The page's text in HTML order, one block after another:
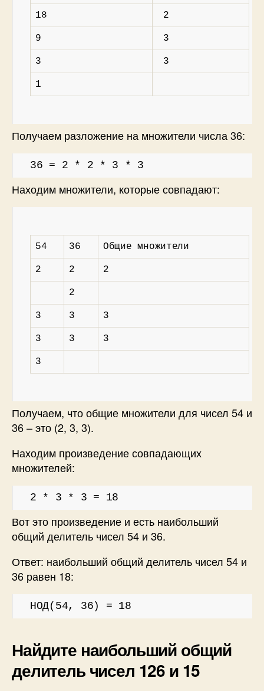
18 2
9 3
3 3
1
Получаем разложение на множители числа 36:
36 = 2 * 2 * 3 * 3
Находим множители, которые совпадают:
54 36 Общие множители
2 2 2
2
3 3 3
3 3 3
3
Получаем, что общие множители для чисел 54 и
36 – это (2, 3, 3).
Находим произведение совпадающих
множителей:
2 * 3 * 3 = 18
Вот это произведение и есть наибольший
общий делитель чисел 54 и 36.
Ответ: наибольший общий делитель чисел 54 и
36 равен 18:
НОД(54, 36) = 18
Найдите наибольший общий
делитель чисел 126 и 15